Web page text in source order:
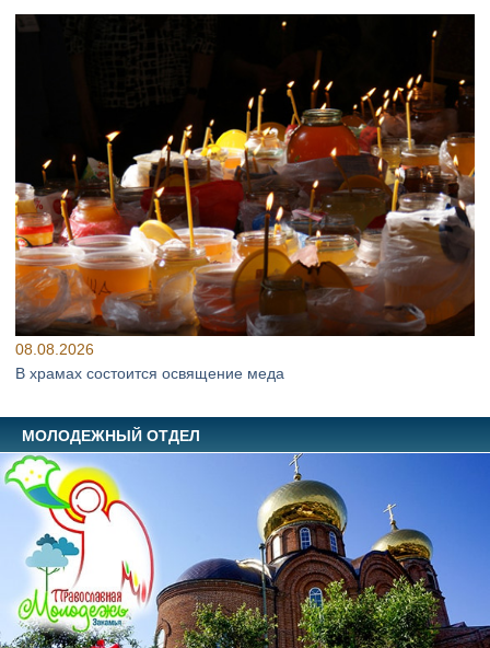
08.08.2026
В храмах состоится освящение меда
МОЛОДЕЖНЫЙ ОТДЕЛ